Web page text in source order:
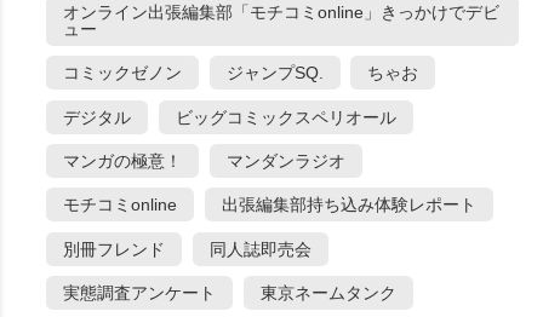
オンライン出張編集部「モチコミonline」きっかけでデビ
ュー
コミックゼノン ジャンプSQ. ちゃお
デジタル ビッグコミックスペリオール
マンガの極意！ マンダンラジオ
モチコミonline 出張編集部持ち込み体験レポート
別冊フレンド 同人誌即売会
実態調査アンケート 東京ネームタンク